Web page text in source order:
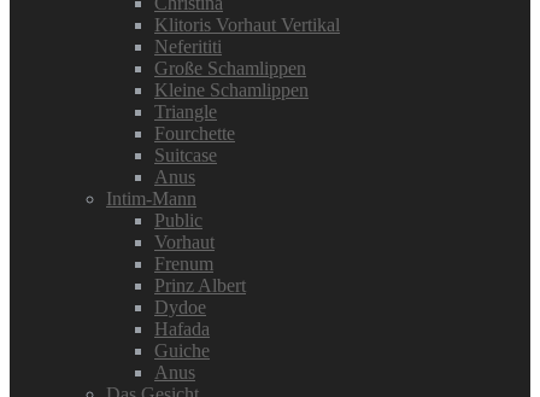
Klitoris Vorhaut Vertikal
Neferititi
Große Schamlippen
Kleine Schamlippen
Triangle
Fourchette
Suitcase
Anus
Intim-Mann
Public
Vorhaut
Frenum
Prinz Albert
Dydoe
Hafada
Guiche
Anus